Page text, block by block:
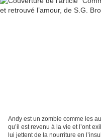
Andy est un zombie comme les
qu’il est revenu à la vie et l’ont
lui jettent de la nourriture en